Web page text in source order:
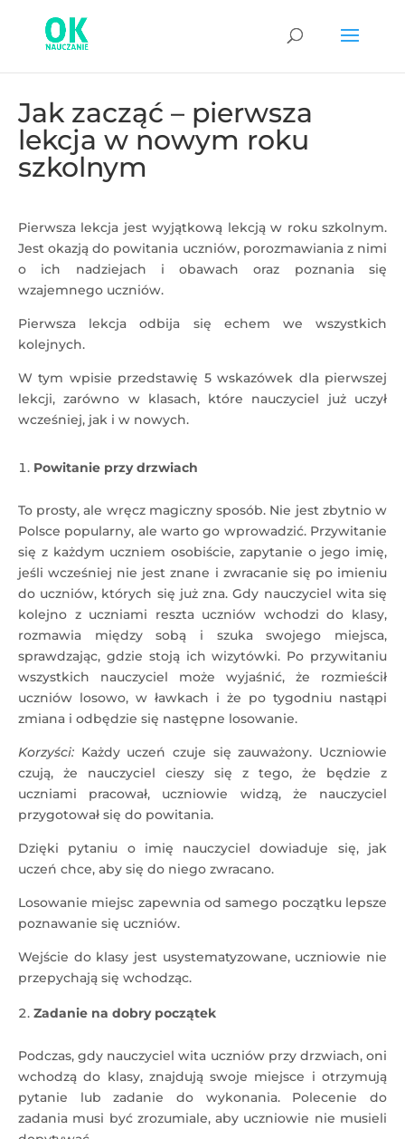
Jak zacząć – pierwsza
lekcja w nowym roku
szkolnym
Pierwsza lekcja jest wyjątkową lekcją w roku szkolnym.
Jest okazją do powitania uczniów, porozmawiania z nimi
o ich nadziejach i obawach oraz poznania się
wzajemnego uczniów.
Pierwsza lekcja odbija się echem we wszystkich
kolejnych.
W tym wpisie przedstawię 5 wskazówek dla pierwszej
lekcji, zarówno w klasach, które nauczyciel już uczył
wcześniej, jak i w nowych.
Powitanie przy drzwiach
To prosty, ale wręcz magiczny sposób. Nie jest zbytnio w
Polsce popularny, ale warto go wprowadzić. Przywitanie
się z każdym uczniem osobiście, zapytanie o jego imię,
jeśli wcześniej nie jest znane i zwracanie się po imieniu
do uczniów, których się już zna. Gdy nauczyciel wita się
kolejno z uczniami reszta uczniów wchodzi do klasy,
rozmawia między sobą i szuka swojego miejsca,
sprawdzając, gdzie stoją ich wizytówki. Po przywitaniu
wszystkich nauczyciel może wyjaśnić, że rozmieścił
uczniów losowo, w ławkach i że po tygodniu nastąpi
zmiana i odbędzie się następne losowanie.
Korzyści: Każdy uczeń czuje się zauważony. Uczniowie
czują, że nauczyciel cieszy się z tego, że będzie z
uczniami pracował, uczniowie widzą, że nauczyciel
przygotował się do powitania.
Dzięki pytaniu o imię nauczyciel dowiaduje się, jak
uczeń chce, aby się do niego zwracano.
Losowanie miejsc zapewnia od samego początku lepsze
poznawanie się uczniów.
Wejście do klasy jest usystematyzowane, uczniowie nie
przepychają się wchodząc.
Zadanie na dobry początek
Podczas, gdy nauczyciel wita uczniów przy drzwiach, oni
wchodzą do klasy, znajdują swoje miejsce i otrzymują
pytanie lub zadanie do wykonania. Polecenie do
zadania musi być zrozumiale, aby uczniowie nie musieli